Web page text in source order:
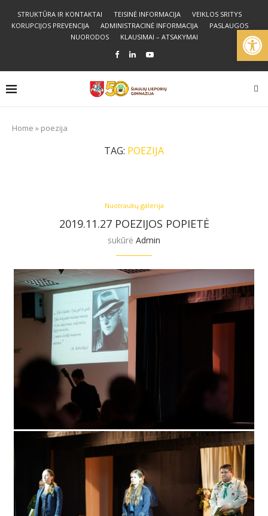
STRUKTŪRA IR KONTAKTAI TEISINĖ INFORMACIJA
VEIKLOS SRITYS
KORUPCIJOS PREVENCIJA
ADMINISTRACINĖ INFORMACIJA
PASLAUGOS
NUORODOS
KLAUSIMAI – ATSAKYMAI
Home » poezija
TAG: POEZIJA
Nuotraukų galerija
2019.11.27 POEZIJOS POPIETĖ
sukūrė Admin